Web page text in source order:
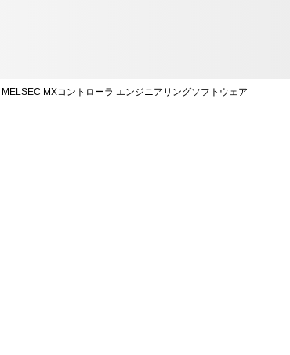
MELSEC MXコントローラ エンジニアリングソフトウェア